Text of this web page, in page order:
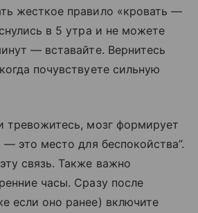
жесткое правило «кровать —
в 5 утра и не можете
— вставайте. Вернитесь
почувствуете сильную
тревожитесь, мозг формирует
— это место для беспокойства”.
связь. Также важно
часы. Сразу после
если оно ранее) включите